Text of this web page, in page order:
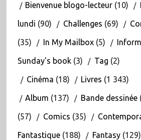
Bienvenue blogo-lecteur(10)
lundi (90) Challenges (69)
(35) In My Mailbox(5)
Sunday's book(3) Tag (2)
Cinéma (18) Livres (1 343)
Album (137) Bande dessinée
(57) Comics (35)
Fantastique(188) Fantasy(129)